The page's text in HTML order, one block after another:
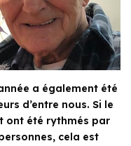
a également été
d’entre nous. Si le
ont été rythmés par
cela est